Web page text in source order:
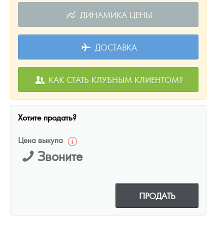
ДИНАМИКА ЦЕНЫ
ДОСТАВКА
КАК СТАТЬ КЛУБНЫМ КЛИЕНТОМ?
Хотите продать?
Цена выкупа
Звоните
ПРОДАТЬ